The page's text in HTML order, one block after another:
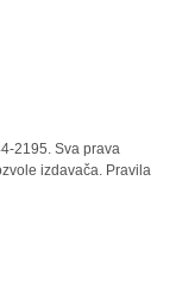
2195. Sva prava
izdavača. Pravila